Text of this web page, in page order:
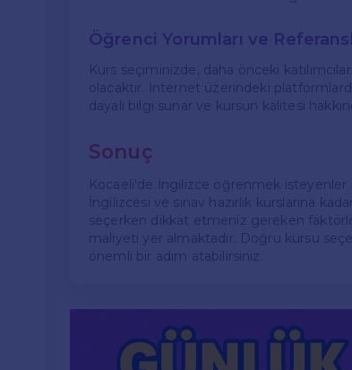
Öğrenci Yorumları ve
Kurs seçiminizde, daha önceki
olacaktır. İnternet üzerindeki
dayalı bilgi sunar ve kursun kalitesi
Sonuç
Kocaeli'de İngilizce öğrenmek isteyenler
İngilizcesi ve sınav hazırlık kurslarına
seçerken dikkat etmeniz gereken
maliyeti yer almaktadır. Doğru kursu
önemli bir adım atabilirsiniz.